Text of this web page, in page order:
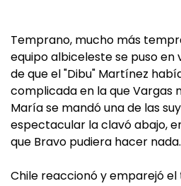
Temprano, mucho más
equipo albiceleste se puso en
de que el "Dibu" Martínez
complicada en la que Vargas
María se mandó una de las
espectacular la clavó abajo,
que Bravo pudiera hacer nada.
Chile reaccionó y emparejó